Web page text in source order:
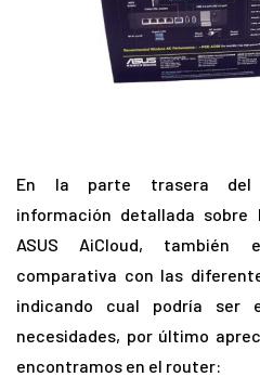
En la parte trasera del
información detallada sobre
ASUS AiCloud, también
comparativa con las
indicando cual podría
necesidades, por último
encontramos en el router: